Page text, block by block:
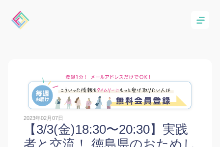
2023年02月07日
【3/3(金)18:30〜20:30】実践
者と交流！ 徳島県のおためし